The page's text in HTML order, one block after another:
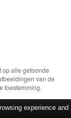
op alle getoonde
van de
toestemming.
experience and